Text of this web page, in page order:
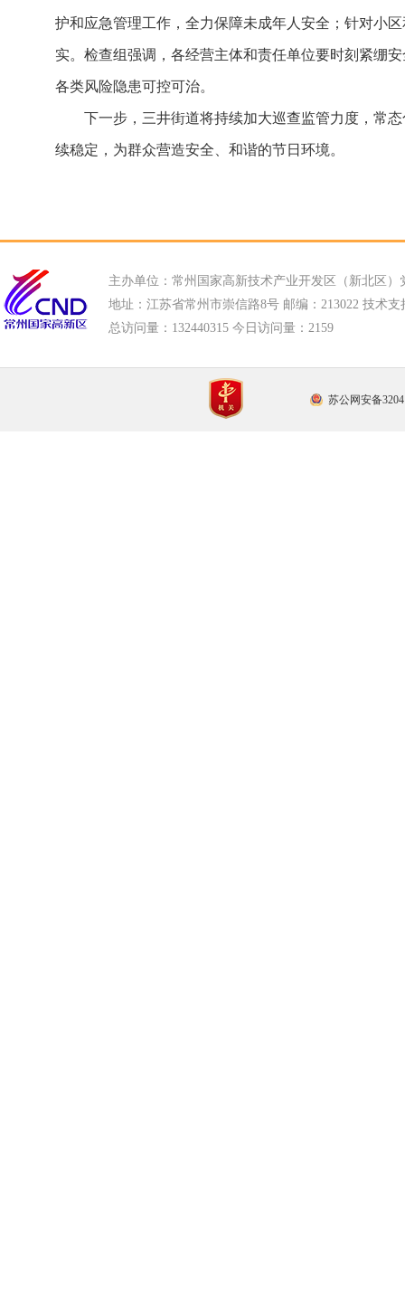
护和应急管理工作，全力保障未成年人安全；针对小
实。检查组强调，各经营主体和责任单位要时刻紧绷
各类风险隐患可控可治。
下一步，三井街道将持续加大巡查监管力度，常
续稳定，为群众营造安全、和谐的节日环境。
主办单位：常州国家高新技术产业开发区（新北区）
地址：江苏省常州市崇信路8号 邮编：213022 技术支
总访问量： 132440315 今日访问量： 2159
苏公网安备